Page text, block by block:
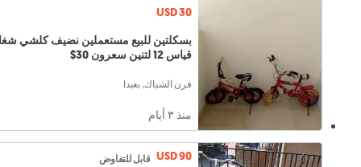
USD 30
بسكلتين للبيع مستعملين نضيف كلشي
قياس 12 لتنين سعرون 30$
فرن الشباك, بعبدا
منذ ٣ أيام
USD 90 قابل للتفاوض